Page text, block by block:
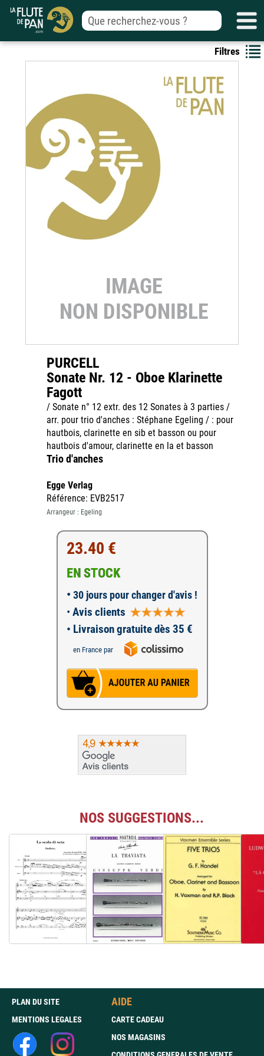
Filtres
PURCELL
Sonate Nr. 12 - Oboe Klarinette
Fagott
/ Sonate n° 12 extr. des 12 Sonates à 3 parties /
arr. pour trio d'anches : Stéphane Egeling / : pour
hautbois, clarinette en sib et basson ou pour
hautbois d'amour, clarinette en la et basson
Trio d'anches
Egge Verlag
Référence: EVB2517
Arrangeur : Egeling
23.40 €
EN STOCK
• 30 jours pour changer d'avis !
• Avis clients
• Livraison gratuite dès 35 €
en France par
NOS SUGGESTIONS...
PLAN DU SITE
MENTIONS LEGALES
AIDE
CARTE CADEAU
NOS MAGASINS